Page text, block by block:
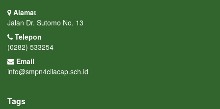
Alamat
Jalan Dr. Sutomo No. 13
Telepon
(0282) 533254
Email
info@smpn4cilacap.sch.id
Tags